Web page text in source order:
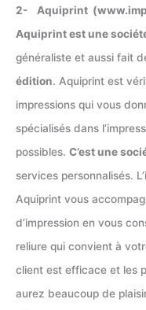
2- Aquiprint
Aquiprint est une
généraliste et aussi fait
édition. Aquiprint est
impressions qui vous
spécialisés dans
possibles. C’est une
services personnalisés.
Aquiprint vous
d’impression en vous
reliure qui convient à
client est efficace et les
aurez beaucoup de